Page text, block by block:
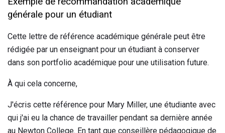
générale pour un étudiant
Cette lettre de référence académique générale peut être
rédigée par un enseignant pour un étudiant à conserver
dans son portfolio académique pour une utilisation future.
À qui cela concerne,
J'écris cette référence pour Mary Miller, une étudiante avec
qui j'ai eu la chance de travailler pendant sa dernière année
au Newton College. En tant que conseillère pédagogique de